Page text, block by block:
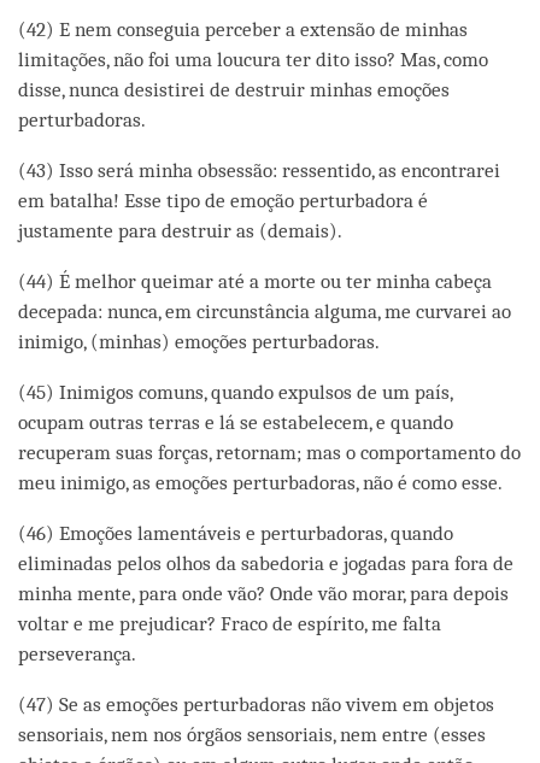
(42) E nem conseguia perceber a extensão de minhas
limitações, não foi uma loucura ter dito isso? Mas, como
disse, nunca desistirei de destruir minhas emoções
perturbadoras.
(43) Isso será minha obsessão: ressentido, as encontrarei
em batalha! Esse tipo de emoção perturbadora é
justamente para destruir as (demais).
(44) É melhor queimar até a morte ou ter minha cabeça
decepada: nunca, em circunstância alguma, me curvarei ao
inimigo, (minhas) emoções perturbadoras.
(45) Inimigos comuns, quando expulsos de um país,
ocupam outras terras e lá se estabelecem, e quando
recuperam suas forças, retornam; mas o comportamento do
meu inimigo, as emoções perturbadoras, não é como esse.
(46) Emoções lamentáveis e perturbadoras, quando
eliminadas pelos olhos da sabedoria e jogadas para fora de
minha mente, para onde vão? Onde vão morar, para depois
voltar e me prejudicar? Fraco de espírito, me falta
perseverança.
(47) Se as emoções perturbadoras não vivem em objetos
sensoriais, nem nos órgãos sensoriais, nem entre (esses